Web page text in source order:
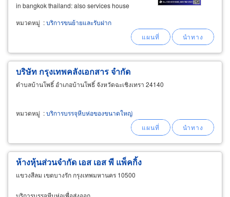
in bangkok thailand: also services house
moving, office moving office and household
packing,
หมวดหมู่ :บริการขนย้ายและรับฝาก
บริษัท กรุงเทพคลังเอกสาร จำกัด
ตำบลบ้านโพธิ์ อำเภอบ้านโพธิ์ จังหวัดฉะเชิงเทรา 24140
หมวดหมู่ :บริการบรรจุหีบห่อของขนาดใหญ่
ห้างหุ้นส่วนจำกัด เอส เอส พี แพ็คกิ้ง
แขวงสีลม เขตบางรัก กรุงเทพมหานคร 10500
บริการบรรจุหีบห่อเพื่อส่งออก